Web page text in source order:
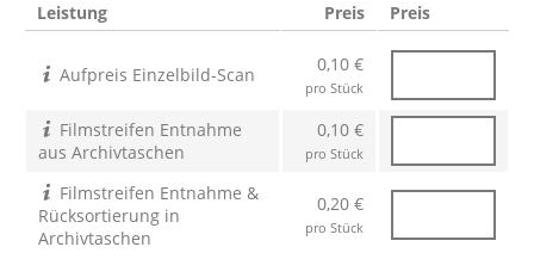
Leistung Preis Preis
Aufpreis Einzelbild-Scan 0,10 €
pro Stück
Filmstreifen Entnahme
aus Archivtaschen
0,10 €
pro Stück
Filmstreifen Entnahme &
Rücksortierung in
Archivtaschen
0,20 €
pro Stück